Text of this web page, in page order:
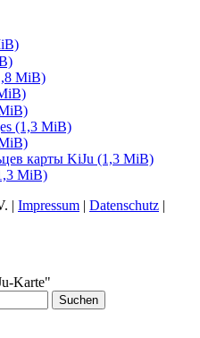
MiB)
MiB)
(1,3 MiB)
карты KiJu (1,3 MiB)
MiB)
| Impressum | Datenschutz |
Karte"
Suchen